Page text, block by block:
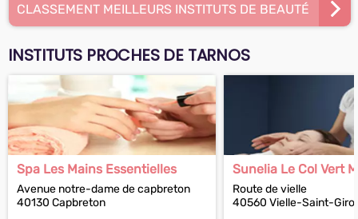
CLASSEMENT MEILLEURS INSTITUTS DE BEAUTÉ
INSTITUTS PROCHES DE TARNOS
Spa Les Mains Essentielles
Avenue notre-dame de capbreton
40130 Capbreton
Sunelia Le Col Vert
Route de vielle
40560 Vielle-Saint-